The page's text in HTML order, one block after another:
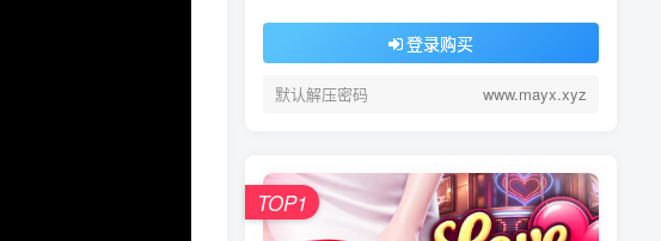
登录购买
默认解压密码 www.mayx.xyz
TOP1